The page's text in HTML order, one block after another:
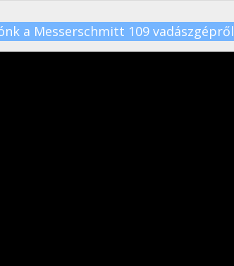
a Messerschmitt 109 vadászgépről